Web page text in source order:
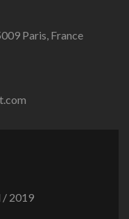
Paris, France
/ 2019